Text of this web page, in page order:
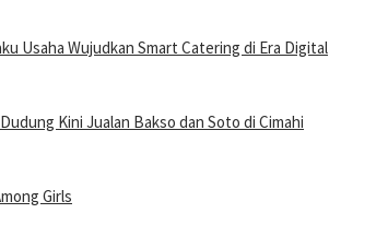
Usaha Wujudkan Smart Catering di Era Digital
Kini Jualan Bakso dan Soto di Cimahi
Girls